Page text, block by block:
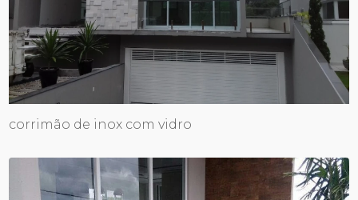
corrimão de inox com vidro